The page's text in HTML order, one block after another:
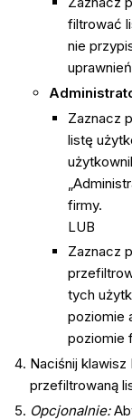
filtrować
nie
Zaznacz
listę
firmy.
LUB
Zaznacz
tych
poziomie
poziomie
Naciśnij klawisz
przefiltrowaną
Opcjonalnie: